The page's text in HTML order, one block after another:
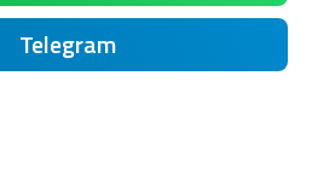
Telegram